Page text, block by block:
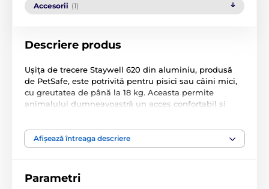
Accesorii (1)
Descriere produs
Ușița de trecere Staywell 620 din aluminiu, produsă
de PetSafe, este potrivită pentru pisici sau câini mici,
cu greutatea de până la 18 kg. Aceasta permite
animalului dumneavoastră un acces confortabil și
până la 18 kg, culățimea maximă a pieptului de 21
cm, și este rezistentă la condițiile meteorologice.
blocabilă.
Poate fi instalată în: lemn, PVC, metal, sticlă
și cărămidă. Atenție, în cazul geamurilor duble sau
Afișează întreaga descriere
Parametri